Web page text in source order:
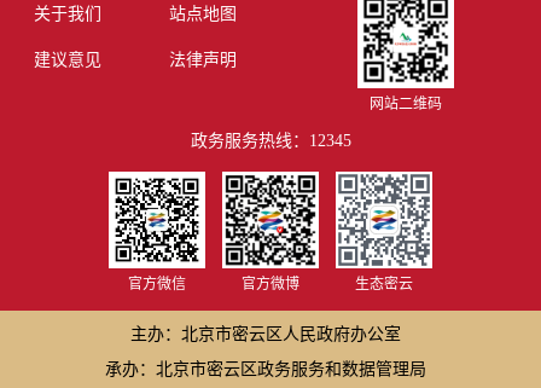
关于我们 站点地图
建议意见 法律声明
网站二维码
政务服务热线：12345
官方微信 官方微博 生态密云
主办：北京市密云区人民政府办公室
承办：北京市密云区政务服务和数据管理局